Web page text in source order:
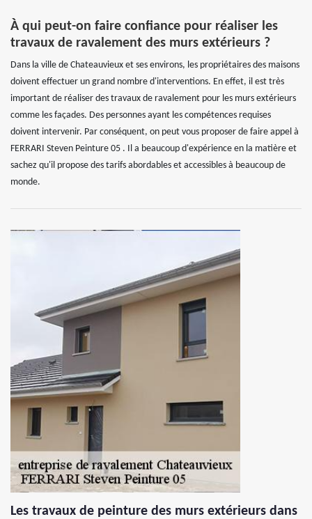
À qui peut-on faire confiance pour réaliser les
travaux de ravalement des murs extérieurs ?
Dans la ville de Chateauvieux et ses environs, les propriétaires des maisons
doivent effectuer un grand nombre d'interventions. En effet, il est très
important de réaliser des travaux de ravalement pour les murs extérieurs
comme les façades. Des personnes ayant les compétences requises
doivent intervenir. Par conséquent, on peut vous proposer de faire appel à
FERRARI Steven Peinture 05 . Il a beaucoup d'expérience en la matière et
sachez qu'il propose des tarifs abordables et accessibles à beaucoup de
monde.
Les travaux de peinture des murs extérieurs dans